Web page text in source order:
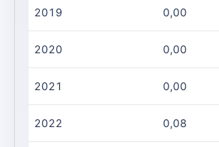
2019 0,00
2020 0,00
2021 0,00
2022 0,08